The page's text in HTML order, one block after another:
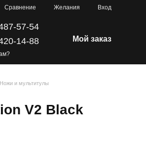
Сравнение Желания Вход
57-54
14-88
Мой заказ
Ножи и мультитулы
V2 Black